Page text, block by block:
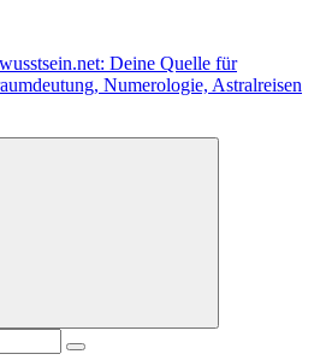
Deine Quelle für
Numerologie, Astralreisen